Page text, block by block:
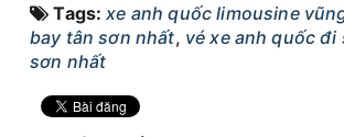
Vũng Tàu
Tags: xe anh quốc limousine
bay tân sơn nhất, vé xe anh quốc đi
sơn nhất